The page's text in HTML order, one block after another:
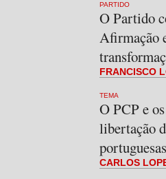
PARTIDO
O Partido
Afirmação
FRANCISCO
TEMA
O PCP e
libertação
portuguesas
CARLOS